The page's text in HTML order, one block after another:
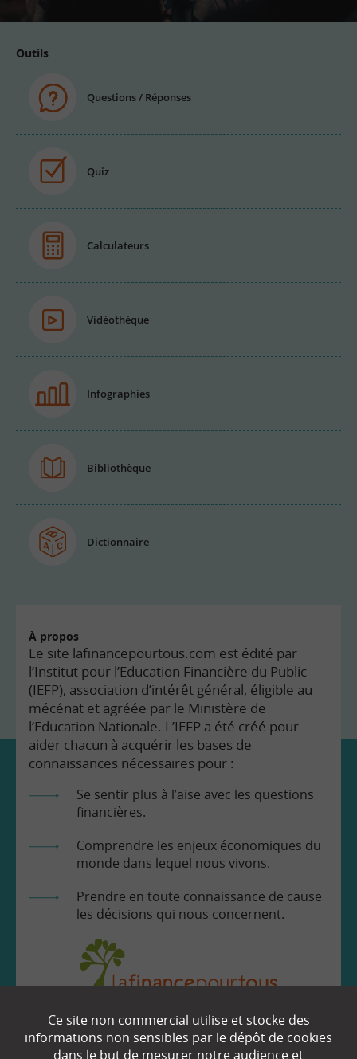
Outils
Questions / Réponses
Quiz
Calculateurs
Vidéothèque
Infographies
Bibliothèque
Dictionnaire
À propos
Le site lafinancepourtous.com est édité par
l’Institut pour l’Education Financière du Public
(IEFP), association d’intérêt général, éligible au
mécénat et agréée par le Ministère de
l’Education Nationale. L’IEFP a été créé pour
aider chacun à acquérir les bases de
connaissances nécessaires pour :
Se sentir plus à l’aise avec les questions
financières.
Comprendre les enjeux économiques du
monde dans lequel nous vivons.
Prendre en toute connaissance de cause
les décisions qui nous concernent.
EN SAVOIR
Ce site non commercial utilise et stocke des
informations non sensibles par le dépôt de cookies
dans le but de mesurer notre audience et